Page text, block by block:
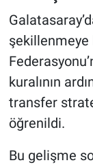
şekillenmeye
kuralının
transfer
öğrenildi.
Bu gelişme
HABERDE
POLİTİKA
SPOR